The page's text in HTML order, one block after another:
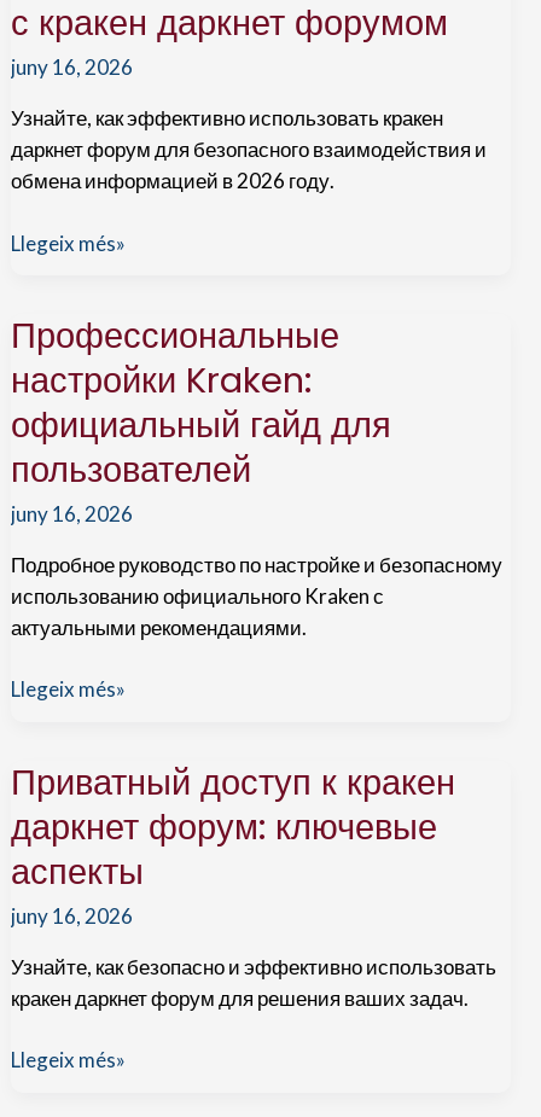
ссылка
на
Kraken
по
безопасности
с кракен даркнет форумом
juny 16, 2026
Узнайте, как эффективно использовать кракен
даркнет форум для безопасного взаимодействия и
обмена информацией в 2026 году.
Продвинутые
с
кракен
даркнет
форумом
Llegeix més»
Профессиональные
настройки Kraken:
официальный гайд для
пользователей
juny 16, 2026
Подробное руководство по настройке и безопасному
использованию официального Kraken с
актуальными рекомендациями.
Профессиональные
официальный
гайд
для
пользователей
Llegeix més»
Приватный доступ к кракен
даркнет форум: ключевые
аспекты
juny 16, 2026
Узнайте, как безопасно и эффективно использовать
кракен даркнет форум для решения ваших задач.
Приватный
Llegeix més»